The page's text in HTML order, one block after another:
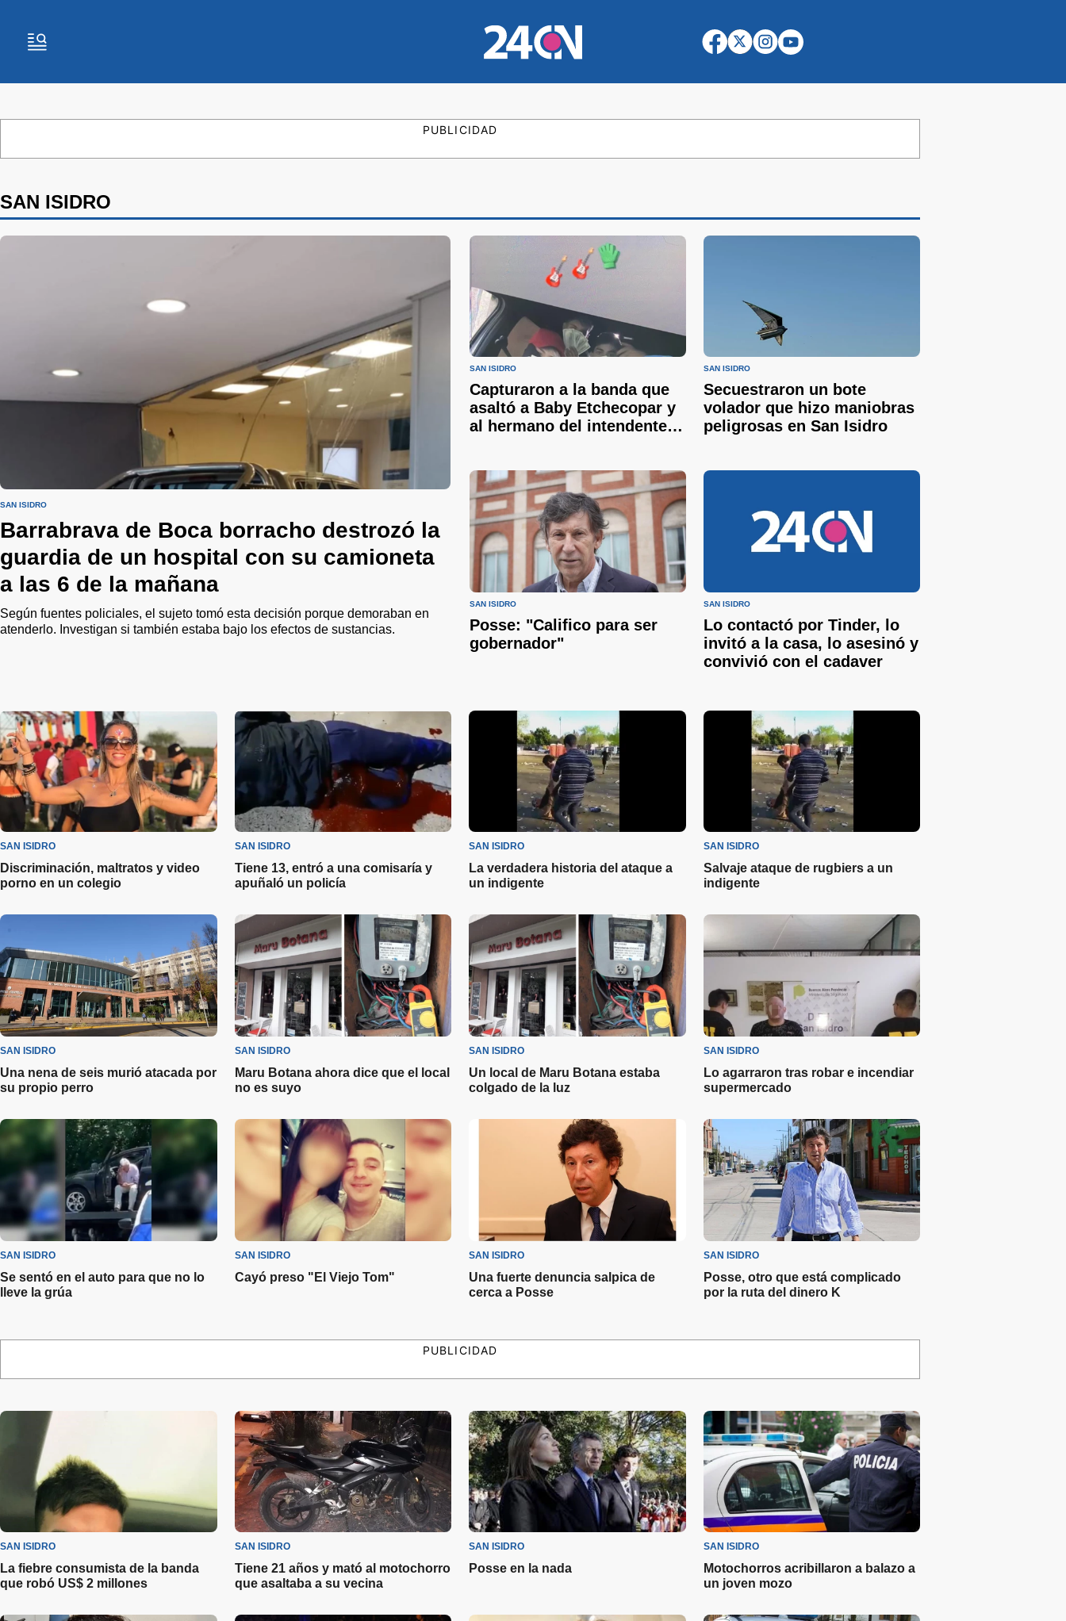
PUBLICIDAD
SAN ISIDRO
SAN ISIDRO
Barrabrava de Boca borracho destrozó la
guardia de un hospital con su camioneta
a las 6 de la mañana
Según fuentes policiales, el sujeto tomó esta decisión porque demoraban en
atenderlo. Investigan si también estaba bajo los efectos de sustancias.
SAN ISIDRO
Capturaron a la banda que
asaltó a Baby Etchecopar y
al hermano del intendente
SAN ISIDRO
Secuestraron un bote
volador que hizo maniobras
peligrosas en San Isidro
SAN ISIDRO
Posse: "Califico para ser
gobernador"
SAN ISIDRO
Lo contactó por Tinder, lo
invitó a la casa, lo asesinó y
convivió con el cadaver
SAN ISIDRO
Discriminación, maltratos y video
porno en un colegio
SAN ISIDRO
Tiene 13, entró a una comisaría y
apuñaló un policía
SAN ISIDRO
La verdadera historia del ataque a
un indigente
SAN ISIDRO
Salvaje ataque de rugbiers a un
indigente
SAN ISIDRO
Una nena de seis murió atacada por
su propio perro
SAN ISIDRO
Maru Botana ahora dice que el local
no es suyo
SAN ISIDRO
Un local de Maru Botana estaba
colgado de la luz
SAN ISIDRO
Lo agarraron tras robar e incendiar
supermercado
SAN ISIDRO
Se sentó en el auto para que no lo
lleve la grúa
SAN ISIDRO
Cayó preso "El Viejo Tom"
SAN ISIDRO
Una fuerte denuncia salpica de
cerca a Posse
SAN ISIDRO
Posse, otro que está complicado
por la ruta del dinero K
PUBLICIDAD
SAN ISIDRO
La fiebre consumista de la banda
que robó US$ 2 millones
SAN ISIDRO
Tiene 21 años y mató al motochorro
que asaltaba a su vecina
SAN ISIDRO
Posse en la nada
SAN ISIDRO
Motochorros acribillaron a balazo a
un joven mozo